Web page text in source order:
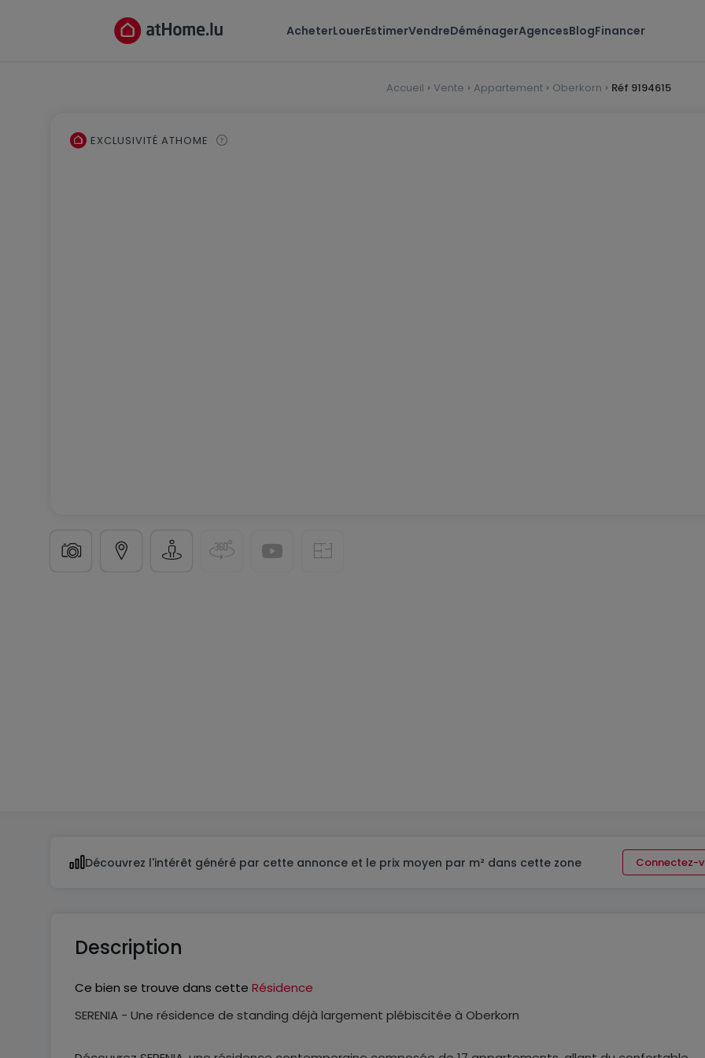
AcheterLouerEstimerVendreDéménagerAgencesBlogFinancer
Accueil Vente Appartement Oberkorn Réf 9194615
EXCLUSIVITÉ ATHOME
Découvrez l'intérêt généré par cette annonce et le prix moyen par m² dans cette zone Connectez-
Description
Ce bien se trouve dans cette Résidence
SERENIA - Une résidence de standing déjà largement plébiscitée à Oberkorn